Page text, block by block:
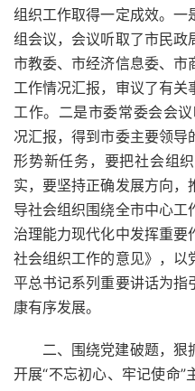
组织工作取得一定成效。一
组会议，会议听取了市民政
市教委、市经济信息委、市
工作情况汇报，审议了有关
工作。二是市委常委会会
况汇报，得到市委主要领导
形势新任务，要把社会组
实，要坚持正确发展方向，
导社会组织围绕全市中心工
治理能力现代化中发挥重
社会组织工作的意见》，以
平总书记系列重要讲话为指
康有序发展。
二、围绕党建破题，狠
开展“不忘初心、牢记使命